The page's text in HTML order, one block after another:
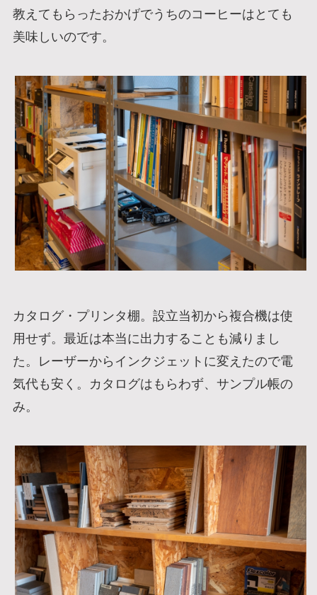
教えてもらったおかげでうちのコーヒーはとても
美味しいのです。
カタログ・プリンタ棚。設立当初から複合機は使
用せず。最近は本当に出力することも減りまし
た。レーザーからインクジェットに変えたので電
気代も安く。カタログはもらわず、サンプル帳の
み。